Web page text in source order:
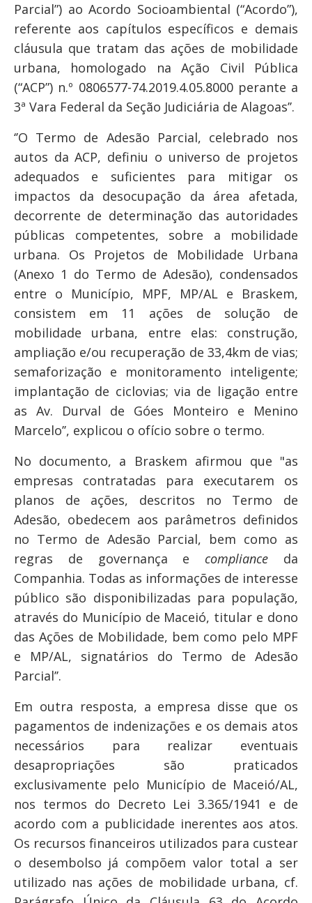
Parcial”) ao Acordo Socioambiental (“Acordo”),
referente aos capítulos específicos e demais
cláusula que tratam das ações de mobilidade
urbana, homologado na Ação Civil Pública
(“ACP”) n.º 0806577-74.2019.4.05.8000 perante a
3ª Vara Federal da Seção Judiciária de Alagoas’’.
‘’O Termo de Adesão Parcial, celebrado nos
autos da ACP, definiu o universo de projetos
adequados e suficientes para mitigar os
impactos da desocupação da área afetada,
decorrente de determinação das autoridades
públicas competentes, sobre a mobilidade
urbana. Os Projetos de Mobilidade Urbana
(Anexo 1 do Termo de Adesão), condensados
entre o Município, MPF, MP/AL e Braskem,
consistem em 11 ações de solução de
mobilidade urbana, entre elas: construção,
ampliação e/ou recuperação de 33,4km de vias;
semaforização e monitoramento inteligente;
implantação de ciclovias; via de ligação entre
as Av. Durval de Góes Monteiro e Menino
Marcelo’’, explicou o ofício sobre o termo.
No documento, a Braskem afirmou que "as
empresas contratadas para executarem os
planos de ações, descritos no Termo de
Adesão, obedecem aos parâmetros definidos
no Termo de Adesão Parcial, bem como as
regras de governança e compliance da
Companhia. Todas as informações de interesse
público são disponibilizadas para população,
através do Município de Maceió, titular e dono
das Ações de Mobilidade, bem como pelo MPF
e MP/AL, signatários do Termo de Adesão
Parcial’’.
Em outra resposta, a empresa disse que os
pagamentos de indenizações e os demais atos
necessários para realizar eventuais
desapropriações são praticados
exclusivamente pelo Município de Maceió/AL,
nos termos do Decreto Lei 3.365/1941 e de
acordo com a publicidade inerentes aos atos.
Os recursos financeiros utilizados para custear
o desembolso já compõem valor total a ser
utilizado nas ações de mobilidade urbana, cf.